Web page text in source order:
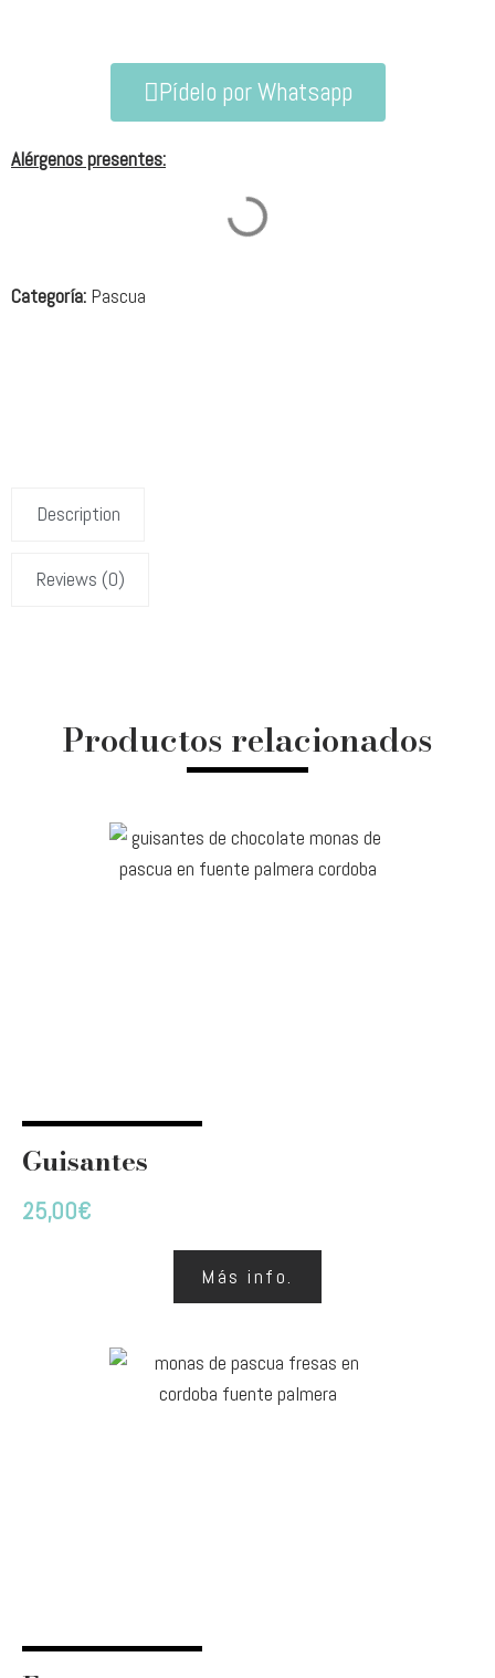
Pídelo por Whatsapp
Alérgenos presentes:
Categoría: Pascua
Description
Reviews (0)
Productos relacionados
Guisantes
25,00€
Más info.